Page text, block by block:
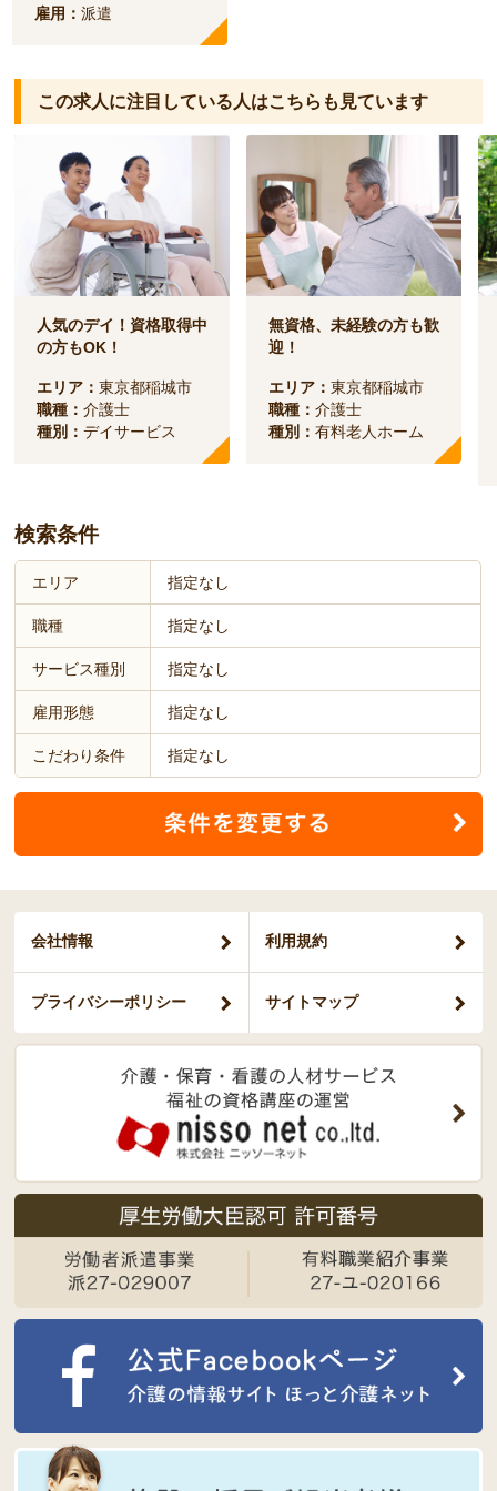
雇用： 派遣
この求人に注目している人はこちらも見ています
人気のデイ！資格取得中
の方もOK！
エリア：東京都稲城市
職種：介護士
種別：デイサービス
無資格、未経験の方も歓
迎！
エリア：東京都稲城市
職種：介護士
種別：有料老人ホーム
検索条件
エリア 指定なし
職種 指定なし
サービス種別 指定なし
雇用形態 指定なし
こだわり条件 指定なし
会社情報 利用規約
プライバシーポリシー サイトマップ